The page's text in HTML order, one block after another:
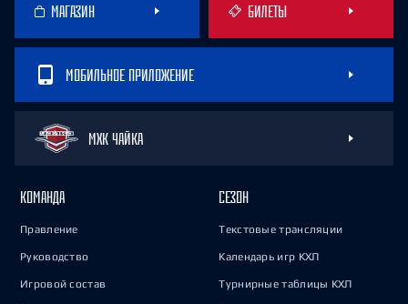
МАГАЗИН БИЛЕТЫ
МОБИЛЬНОЕ ПРИЛОЖЕНИЕ
МХК ЧАЙКА
КОМАНДА
Правление
Руководство
Игровой состав
СЕЗОН
Текстовые трансляции
Календарь игр КХЛ
Турнирные таблицы КХЛ